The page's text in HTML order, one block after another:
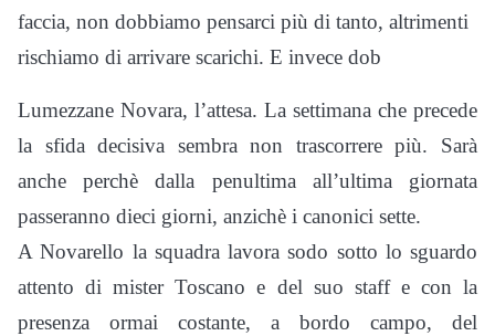
faccia, non dobbiamo pensarci più di tanto, altrimenti
rischiamo di arrivare scarichi. E invece dob
Lumezzane ­Novara, l’attesa. La settimana che precede
la sfida decisiva sembra non trascorrere più. Sarà
anche perchè dalla penultima all’ultima giornata
passeranno dieci giorni, anzichè i canonici sette.
A Novarello la squadra lavora sodo sotto lo sguardo
attento di mister Toscano e del suo staff e con la
presenza ormai costante, a bordo campo, del